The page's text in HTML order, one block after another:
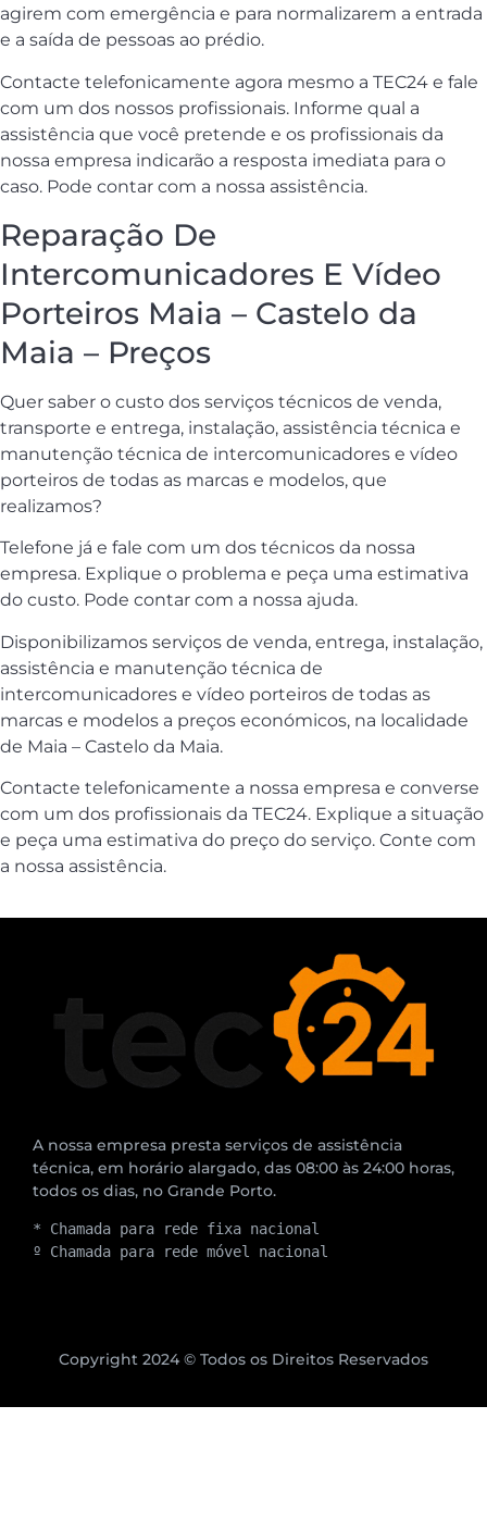
agirem com emergência e para normalizarem a entrada
e a saída de pessoas ao prédio.
Contacte telefonicamente agora mesmo a TEC24 e fale
com um dos nossos profissionais. Informe qual a
assistência que você pretende e os profissionais da
nossa empresa indicarão a resposta imediata para o
caso. Pode contar com a nossa assistência.
Reparação De
Intercomunicadores E Vídeo
Porteiros Maia – Castelo da
Maia – Preços
Quer saber o custo dos serviços técnicos de venda,
transporte e entrega, instalação, assistência técnica e
manutenção técnica de intercomunicadores e vídeo
porteiros de todas as marcas e modelos, que
realizamos?
Telefone já e fale com um dos técnicos da nossa
empresa. Explique o problema e peça uma estimativa
do custo. Pode contar com a nossa ajuda.
Disponibilizamos serviços de venda, entrega, instalação,
assistência e manutenção técnica de
intercomunicadores e vídeo porteiros de todas as
marcas e modelos a preços económicos, na localidade
de Maia – Castelo da Maia.
Contacte telefonicamente a nossa empresa e converse
com um dos profissionais da TEC24. Explique a situação
e peça uma estimativa do preço do serviço. Conte com
a nossa assistência.
A nossa empresa presta serviços de assistência
técnica, em horário alargado, das 08:00 às 24:00 horas,
todos os dias, no Grande Porto.
* Chamada para rede fixa nacional
º Chamada para rede móvel nacional
Copyright 2024 © Todos os Direitos Reservados